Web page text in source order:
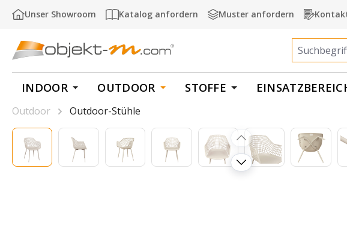
Hauptinhalt springen
Zur Suche springen
Zur Hauptnavigation springen
Unser Showroom Katalog anfordern Muster anfordern
INDOOR OUTDOOR STOFFE
Outdoor
Outdoor-Stühle
Bildergalerie überspringen